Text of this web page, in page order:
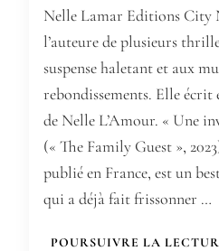
Nelle Lamar Editions City
l’auteure de plusieurs
suspense haletant et aux
rebondissements. Elle écrit
de Nelle L’Amour. « Une
(« The Family Guest »,
publié en France, est un
qui a déjà fait frissonner …
POURSUIVRE LA